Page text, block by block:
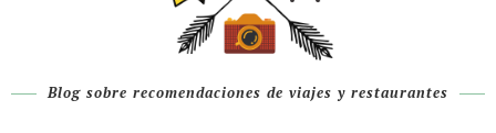
Blog sobre recomendaciones de viajes y restaurantes